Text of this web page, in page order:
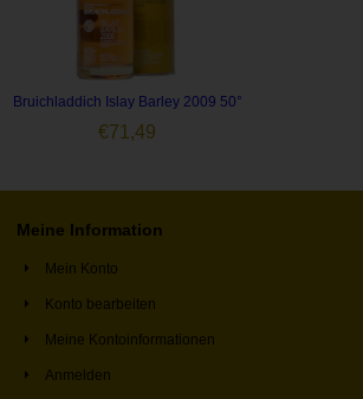
Bruichladdich Islay Barley 2009 50°
€71,49
Meine Information
Mein Konto
Konto bearbeiten
Meine Kontoinformationen
Anmelden